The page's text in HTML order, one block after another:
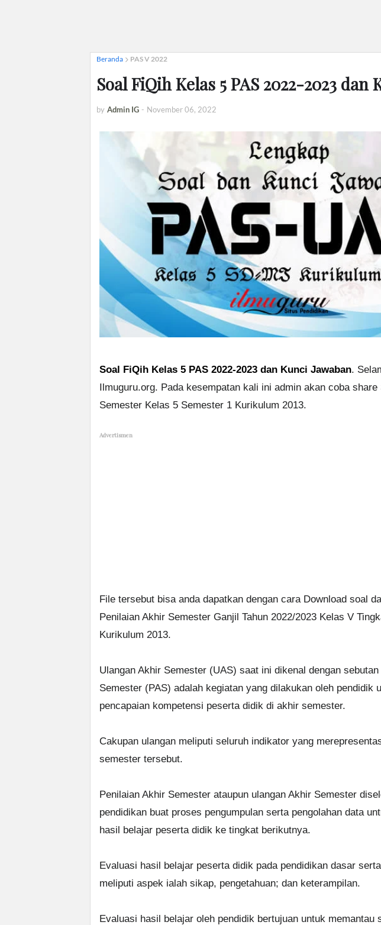
Beranda PAS V 2022
Soal FiQih Kelas 5 PAS 2022-2023 dan
by Admin IG - November 06, 2022
Soal FiQih Kelas 5 PAS 2022-2023 dan Kunci Jawaban.
Ilmuguru.org. Pada kesempatan kali ini admin akan coba
Semester Kelas 5 Semester 1 Kurikulum 2013.
Advertismen
File tersebut bisa anda dapatkan dengan cara Download soal
Penilaian Akhir Semester Ganjil Tahun 2022/2023 Kelas V
Kurikulum 2013.
Ulangan Akhir Semester (UAS) saat ini dikenal dengan
Semester (PAS) adalah kegiatan yang dilakukan oleh pendidik
pencapaian kompetensi peserta didik di akhir semester.
Cakupan ulangan meliputi seluruh indikator yang
semester tersebut.
Penilaian Akhir Semester ataupun ulangan Akhir Semester
pendidikan buat proses pengumpulan serta pengolahan data
hasil belajar peserta didik ke tingkat berikutnya.
Evaluasi hasil belajar peserta didik pada pendidikan dasar
meliputi aspek ialah sikap, pengetahuan; dan keterampilan.
Evaluasi hasil belajar oleh pendidik bertujuan untuk memantau